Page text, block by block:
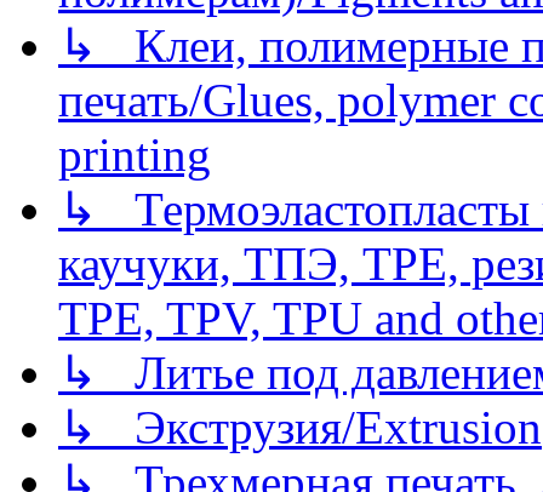
↳ Клеи, полимерные
печать/Glues, polymer
printing
↳
каучуки, ТПЭ, TPE,
TPE, TPV, TPU and
↳ Литье под
↳ Экструзия/Extrusion